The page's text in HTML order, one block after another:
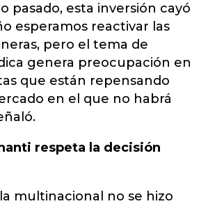
pasado, esta inversión cayó
esperamos reactivar las
pero el tema de
genera preocupación en
que están repensando
en el que no habrá
respeta la decisión
multinacional no se hizo